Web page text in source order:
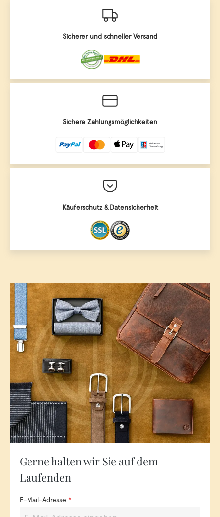
Sicherer und schneller Versand
Sichere Zahlungsmöglichkeiten
Käuferschutz & Datensicherheit
Gerne halten wir Sie auf dem
Laufenden
E-Mail-Adresse *